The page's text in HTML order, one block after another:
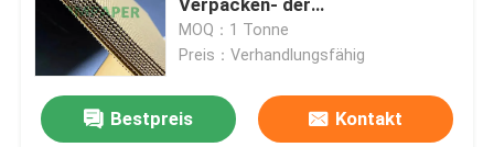
Lebensmittelkasten
MOQ：1 Tonne
Preis：Verhandlungsfähig
Bestpreis Kontakt